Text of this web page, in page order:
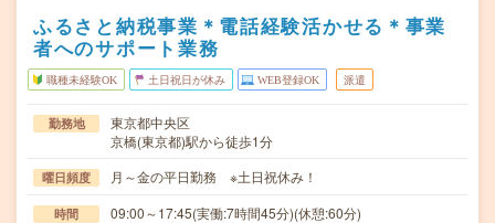
ふるさと納税事業＊電話経験活かせる＊事業
者へのサポート業務
職種未経験OK 土日祝日が休み WEB登録OK 派遣
勤務地
東京都中央区
京橋(東京都)駅から徒歩1分
曜日頻度 月～金の平日勤務 ※土日祝休み！
時間 09:00～17:45(実働:7時間45分)(休憩:60分)